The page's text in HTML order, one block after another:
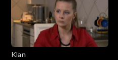
Klan